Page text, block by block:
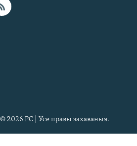
2026 РС | Усе правы захаваныя.